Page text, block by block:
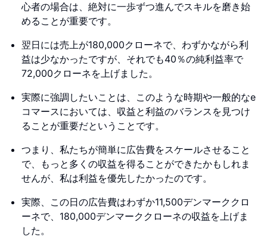
心者の場合は、絶対に一歩ずつ進んでスキルを磨き始
めることが重要です。
翌日には売上が180,000クローネで、わずかながら利
益は少なかったですが、それでも40％の純利益率で
72,000クローネを上げました。
実際に強調したいことは、このような時期や一般的なe
コマースにおいては、収益と利益のバランスを見つけ
ることが重要だということです。
つまり、私たちが簡単に広告費をスケールさせること
で、もっと多くの収益を得ることができたかもしれま
せんが、私は利益を優先したかったのです。
実際、この日の広告費はわずか11,500デンマーククロ
ーネで、180,000デンマーククローネの収益を上げま
した。